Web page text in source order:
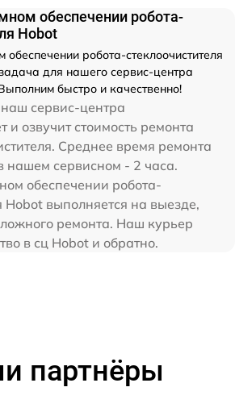
обеспечении робота-
Hobot
робота-стеклоочистителя
для нашего сервис-центра
быстро и качественно!
сервис-центра
и озвучит стоимость ремонта
Среднее время ремонта
нашем сервисном - 2 часа.
обеспечении робота-
Hobot выполняется на выезде,
ремонта. Наш курьер
в сц Hobot и обратно.
партнёры